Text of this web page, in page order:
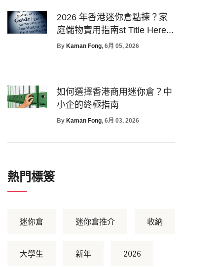
2026 年香港迷你倉點揀？家
庭儲物實用指南st Title Here...
By Kaman Fong, 6月 05, 2026
如何選擇香港商用迷你倉？中
小企的終極指南
By Kaman Fong, 6月 03, 2026
熱門標簽
迷你倉 迷你倉推介 收納
大學生 新年 2026